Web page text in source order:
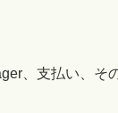
、支払い、そ